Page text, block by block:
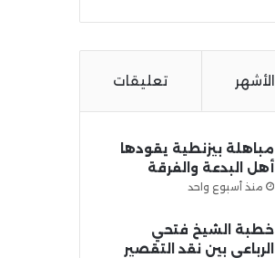
الأشهر تعليقات
مباهلة بيزنطية يقودها
أهل البدعة والفرقة
منذ أسبوع واحد
خطبة الشيخ فتحي
الرباعي بين نقد التقصير